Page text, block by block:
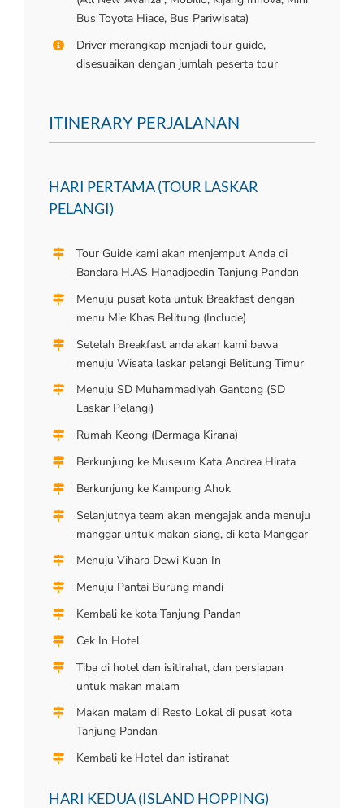
Bus Toyota Hiace, Bus Pariwisata)
Driver merangkap menjadi tour guide,
disesuaikan dengan jumlah peserta tour
ITINERARY PERJALANAN
HARI PERTAMA (TOUR LASKAR
PELANGI)
Tour Guide kami akan menjemput Anda di
Bandara H.AS Hanadjoedin Tanjung Pandan
Menuju pusat kota untuk Breakfast dengan
menu Mie Khas Belitung (Include)
Setelah Breakfast anda akan kami bawa
menuju Wisata laskar pelangi Belitung Timur
Menuju SD Muhammadiyah Gantong (SD
Laskar Pelangi)
Rumah Keong (Dermaga Kirana)
Berkunjung ke Museum Kata Andrea Hirata
Berkunjung ke Kampung Ahok
Selanjutnya team akan mengajak anda menuju
manggar untuk makan siang, di kota Manggar
Menuju Vihara Dewi Kuan In
Menuju Pantai Burung mandi
Kembali ke kota Tanjung Pandan
Cek In Hotel
Tiba di hotel dan isitirahat, dan persiapan
untuk makan malam
Makan malam di Resto Lokal di pusat kota
Tanjung Pandan
Kembali ke Hotel dan istirahat
HARI KEDUA (ISLAND HOPPING)